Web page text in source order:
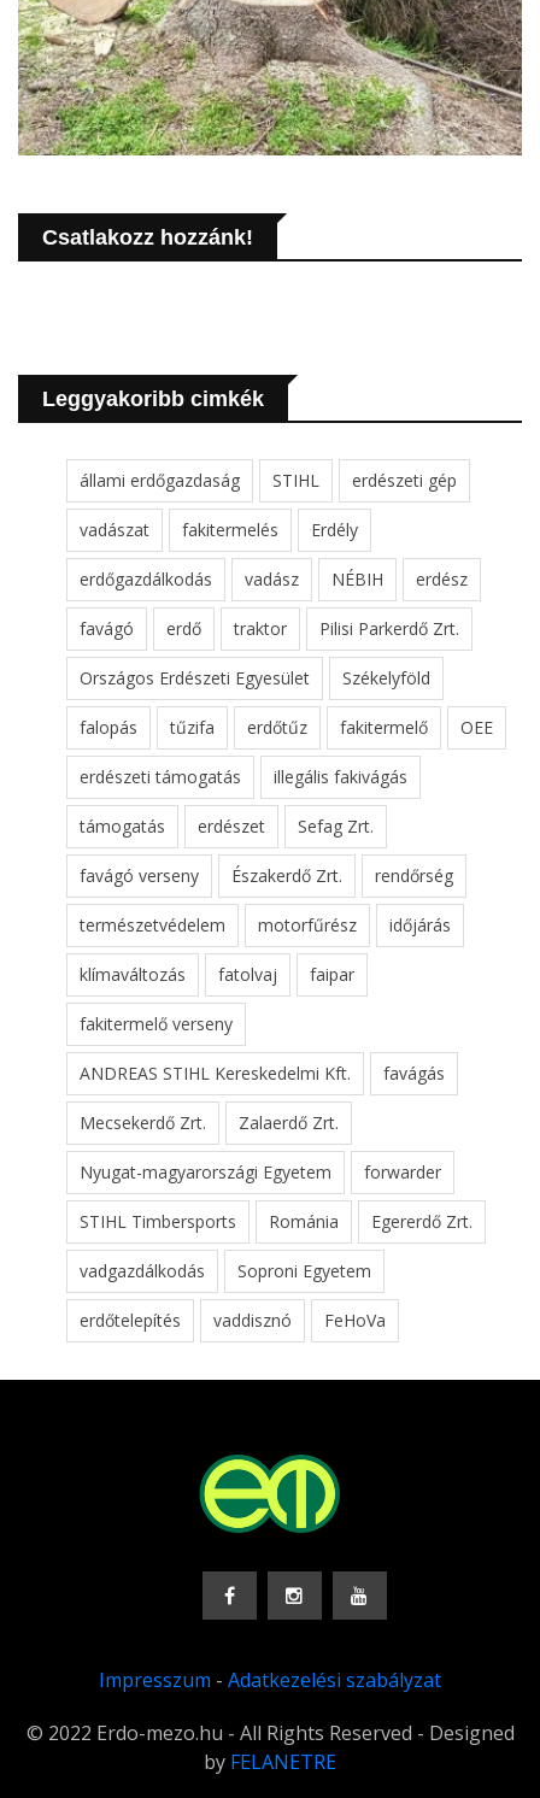
Csatlakozz hozzánk!
Leggyakoribb cimkék
állami erdőgazdaság STIHL erdészeti gép
vadászat fakitermelés Erdély
erdőgazdálkodás vadász NÉBIH erdész
favágó erdő traktor Pilisi Parkerdő Zrt.
Országos Erdészeti Egyesület Székelyföld
falopás tűzifa erdőtűz fakitermelő OEE
erdészeti támogatás illegális fakivágás
támogatás erdészet Sefag Zrt.
favágó verseny Északerdő Zrt. rendőrség
természetvédelem motorfűrész időjárás
klímaváltozás fatolvaj faipar
fakitermelő verseny
ANDREAS STIHL Kereskedelmi Kft. favágás
Mecsekerdő Zrt. Zalaerdő Zrt.
Nyugat-magyarországi Egyetem forwarder
STIHL Timbersports Románia Egererdő Zrt.
vadgazdálkodás Soproni Egyetem
erdőtelepítés vaddisznó FeHoVa
Impresszum - Adatkezelési szabályzat
© 2022 Erdo-mezo.hu - All Rights Reserved - Designed
by FELANETRE